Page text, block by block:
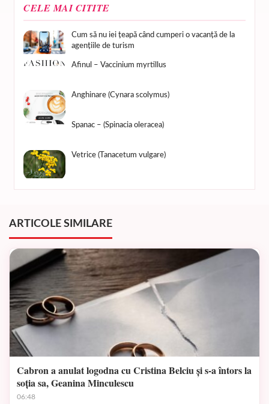
CELE MAI CITITE
Cum să nu iei țeapă când cumperi o vacanță de la
agențiile de turism
Afinul – Vaccinium myrtillus
Anghinare (Cynara scolymus)
Spanac – (Spinacia oleracea)
Vetrice (Tanacetum vulgare)
ARTICOLE SIMILARE
Cabron a anulat logodna cu Cristina Belciu și s-a întors la
soția sa, Geanina Minculescu
06:48